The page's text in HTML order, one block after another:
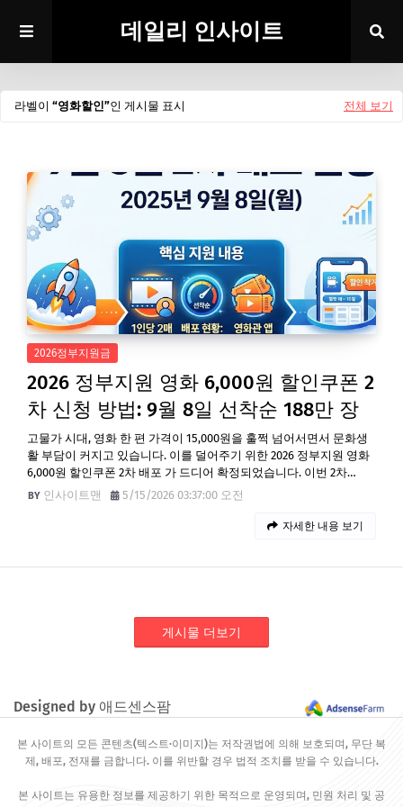
데일리 인사이트
라벨이 영화할인 인 게시물 표시 전체 보기
2026정부지원금
2026 정부지원 영화 6,000원 할인쿠폰 2
차 신청 방법: 9월 8일 선착순 188만 장
고물가 시대, 영화 한 편 가격이 15,000원을 훌쩍 넘어서면서 문화생
활 부담이 커지고 있습니다. 이를 덜어주기 위한 2026 정부지원 영화
6,000원 할인쿠폰 2차 배포 가 드디어 확정되었습니다. 이번 2차…
인사이트맨
5/15/2026 03:37:00 오전
자세한 내용 보기
게시물 더보기
Designed by 애드센스팜
본 사이트의 모든 콘텐츠(텍스트·이미지)는 저작권법에 의해 보호되며, 무단 복
제, 배포, 전재를 금합니다. 이를 위반할 경우 법적 조치를 받을 수 있습니다.
본 사이트는 유용한 정보를 제공하기 위한 목적으로 운영되며, 민원 처리 및 공